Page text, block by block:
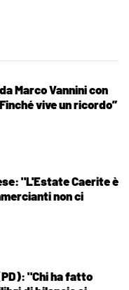
Marco Vannini con
vive un ricordo”
"L'Estate Caerite è
non ci
"Chi ha fatto